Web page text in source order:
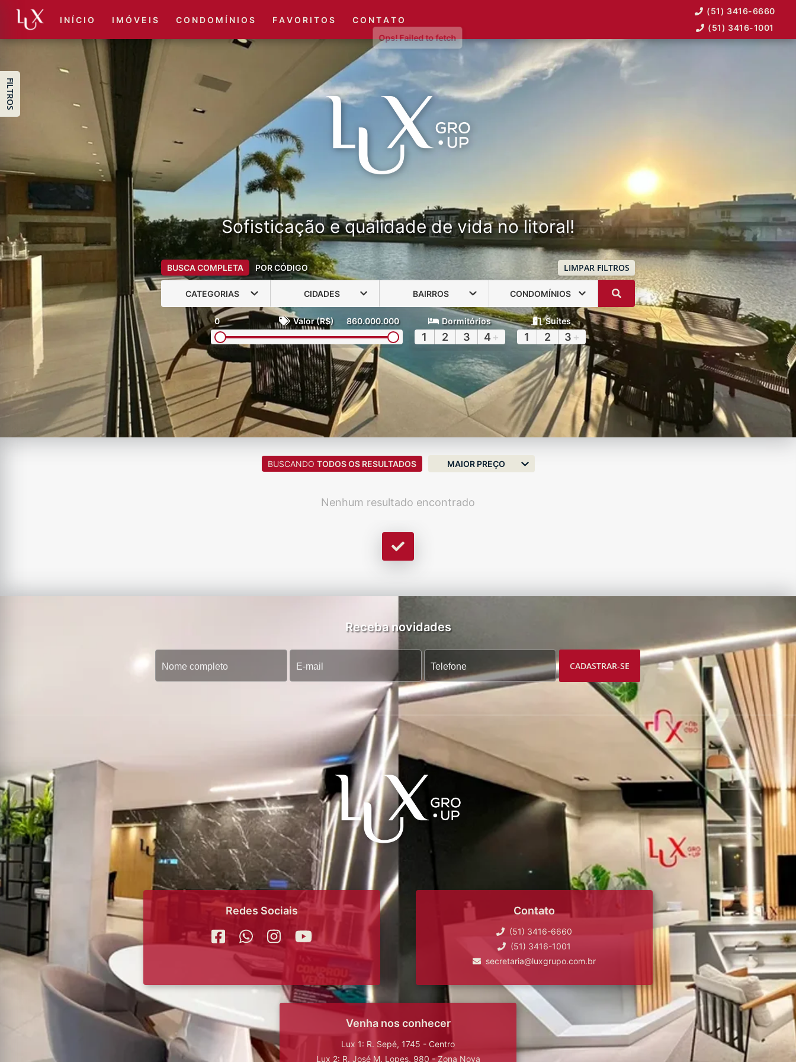
(51) 3416-6660
I N Í C I O I M Ó V E I S C O N D O M Í N I O S F A V O R I T O S C O N T A T O
(51) 3416-6660
(51) 3416-1001
Sofisticação e qualidade de vida no litoral!
BUSCA COMPLETA POR CÓDIGO LIMPAR FILTROS
CATEGORIAS CIDADES BAIRROS CONDOMÍNIOS
0 Valor (R$) 860.000.000 Dormitórios
1 2 3 4 +
Suítes
1 2 3 +
FILTROS
BUSCANDO TODOS OS RESULTADOS MAIOR PREÇO
Nenhum resultado encontrado
Receba novidades
CADASTRAR-SE
Redes Sociais Contato
(51) 3416-6660
(51) 3416-1001
secretaria@luxgrupo.com.br
Venha nos conhecer
Lux 1: R. Sepé, 1745 - Centro
Lux 2: R. José M. Lopes, 980 - Zona Nova